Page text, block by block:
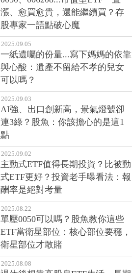
漲、愈買愈貴，還能繼續買？存
股專家一語點破心魔
2025.09.05
一紙遺囑的份量...寫下媽媽的依靠
與心酸：遺產不留給不孝的兒女
可以嗎？
2025.09.03
AI強、出口創新高，景氣燈號卻
連3綠？股魚：你該擔心的是這1
點
2025.09.02
主動式ETF值得長期投資？比被動
式ETF更好？投資老手曝看法：報
酬率是絕對考量
2025.08.22
單壓0050可以嗎？股魚教你這些
ETF當衛星部位：核心部位要穩，
衛星部位才敢賭
2025.08.08
退休後想靠高股息ETF生活，長期